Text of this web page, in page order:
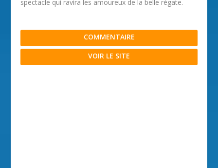
spectacle qui ravira les amoureux de la belle régate.
COMMENTAIRE
VOIR LE SITE